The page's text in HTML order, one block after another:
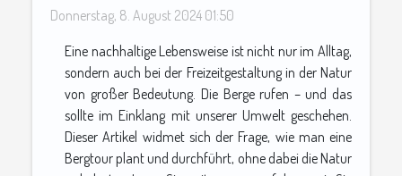
Donnerstag, 8. August 2024 01:50
Eine nachhaltige Lebensweise ist nicht nur im Alltag,
sondern auch bei der Freizeitgestaltung in der Natur
von großer Bedeutung. Die Berge rufen – und das
sollte im Einklang mit unserer Umwelt geschehen.
Dieser Artikel widmet sich der Frage, wie man eine
Bergtour plant und durchführt, ohne dabei die Natur